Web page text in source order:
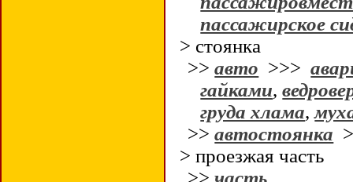
пассажирское
> стоянка
>>авто >>>
гайками,
груда хлама,
>>автостоянка
> проезжая часть
>>часть